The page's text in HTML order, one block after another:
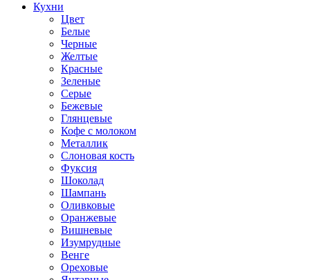
Кухни
Цвет
Белые
Черные
Желтые
Красные
Зеленые
Серые
Бежевые
Глянцевые
Кофе с молоком
Металлик
Слоновая кость
Фуксия
Шоколад
Шампань
Оливковые
Оранжевые
Вишневые
Изумрудные
Венге
Ореховые